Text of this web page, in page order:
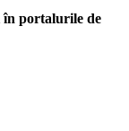
portalurile de